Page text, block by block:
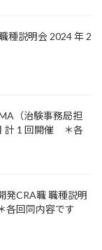
種説明会 2024 年 2
（治験事務局担
計 1 回開催 ＊各
発CRA職 職種説明
各回同内容です